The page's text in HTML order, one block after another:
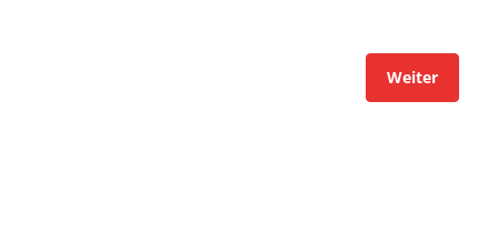
Weiter